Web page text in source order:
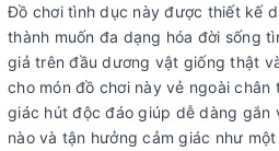
Đồ chơi tình dục này được thiết kế
thành muốn đa dạng hóa đời sống
giả trên đầu dương vật giống thật
cho món đồ chơi này vẻ ngoài
giác hút độc đáo giúp dễ dàng gắn
nào và tận hưởng cảm giác như